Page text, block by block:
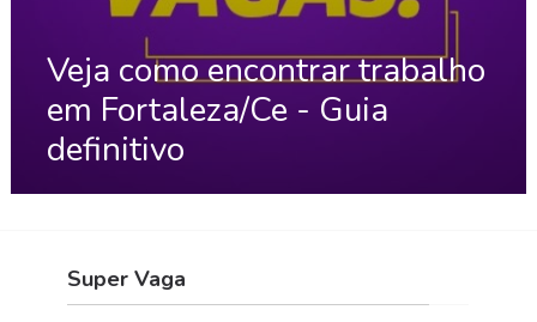
Veja como encontrar trabalho
em Fortaleza/Ce - Guia
definitivo
Super Vaga